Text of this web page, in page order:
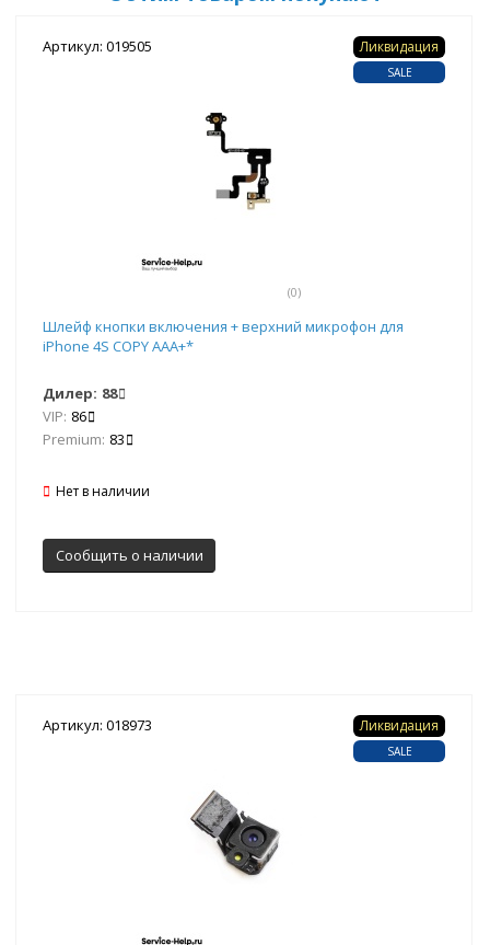
Артикул: 019505
(0)
Ликвидация
SALE
Шлейф кнопки включения + верхний микрофон для
iPhone 4S COPY AAA+*
Дилер: 88
VIP: 86
Premium: 83
Нет в наличии
Сообщить о наличии
Артикул: 018973 Ликвидация
SALE